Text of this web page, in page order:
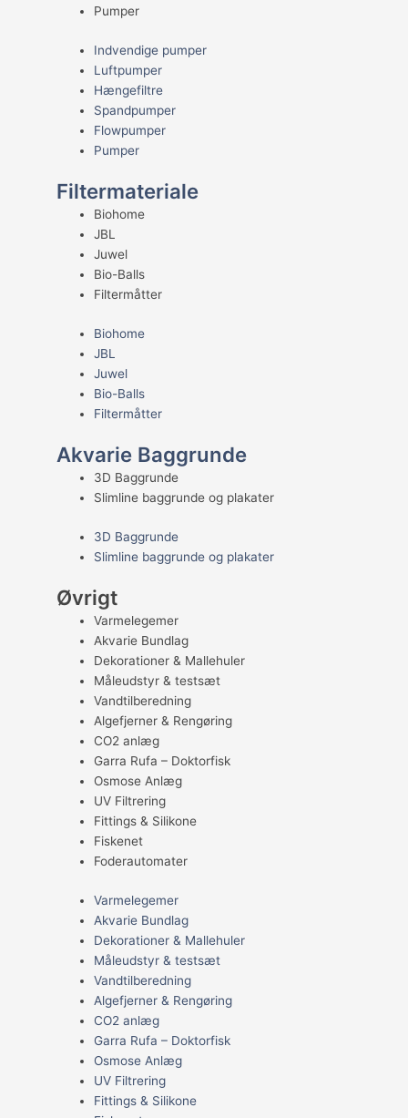
Pumper
Indvendige pumper
Luftpumper
Hængefiltre
Spandpumper
Flowpumper
Pumper
Filtermateriale
Biohome
JBL
Juwel
Bio-Balls
Filtermåtter
Biohome
JBL
Juwel
Bio-Balls
Filtermåtter
Akvarie Baggrunde
3D Baggrunde
Slimline baggrunde og plakater
3D Baggrunde
Slimline baggrunde og plakater
Øvrigt
Varmelegemer
Akvarie Bundlag
Dekorationer & Mallehuler
Måleudstyr & testsæt
Vandtilberedning
Algefjerner & Rengøring
CO2 anlæg
Garra Rufa – Doktorfisk
Osmose Anlæg
UV Filtrering
Fittings & Silikone
Fiskenet
Foderautomater
Varmelegemer
Akvarie Bundlag
Dekorationer & Mallehuler
Måleudstyr & testsæt
Vandtilberedning
Algefjerner & Rengøring
CO2 anlæg
Garra Rufa – Doktorfisk
Osmose Anlæg
UV Filtrering
Fittings & Silikone